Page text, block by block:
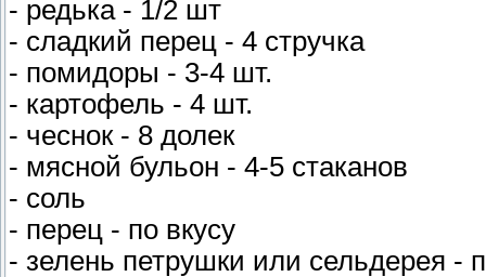
- редька - 1/2 шт
- сладкий перец - 4 стручка
- помидоры - 3-4 шт.
- картофель - 4 шт.
- чеснок - 8 долек
- мясной бульон - 4-5 стаканов
- соль
- перец - по вкусу
- зелень петрушки или сельдерея -